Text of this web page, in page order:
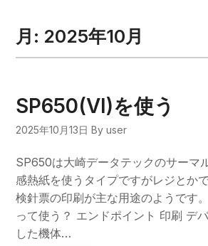
月: 2025年10月
SP650(VI)を使う
2025年10月13日 By user
SP650は大崎データテックのサーマ
感熱紙を使うタイプですがレジとか
検針票の印刷が主な用途のようです
って使う？ エンドポイント 印刷 デ
した機体…